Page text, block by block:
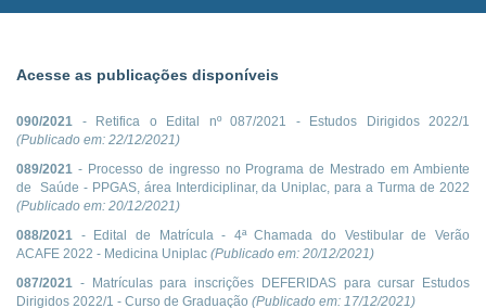
Acesse as publicações disponíveis
090/2021 - Retifica o Edital nº 087/2021 - Estudos Dirigidos 2022/1
(Publicado em: 22/12/2021)
089/2021 - Processo de ingresso no Programa de Mestrado em Ambiente
de Saúde - PPGAS, área Interdiciplinar, da Uniplac, para a Turma de 2022
(Publicado em: 20/12/2021)
088/2021 - Edital de Matrícula - 4ª Chamada do Vestibular de Verão
ACAFE 2022 - Medicina Uniplac (Publicado em: 20/12/2021)
087/2021 - Matrículas para inscrições DEFERIDAS para cursar Estudos
Dirigidos 2022/1 - Curso de Graduação (Publicado em: 17/12/2021)